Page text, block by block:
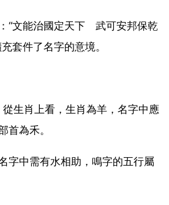
“文能治國定天下 武可安邦保乾
套件了名字的意境。
肖上看，生肖為羊，名字中應
首為禾。
字中需有水相助，鳴字的五行屬